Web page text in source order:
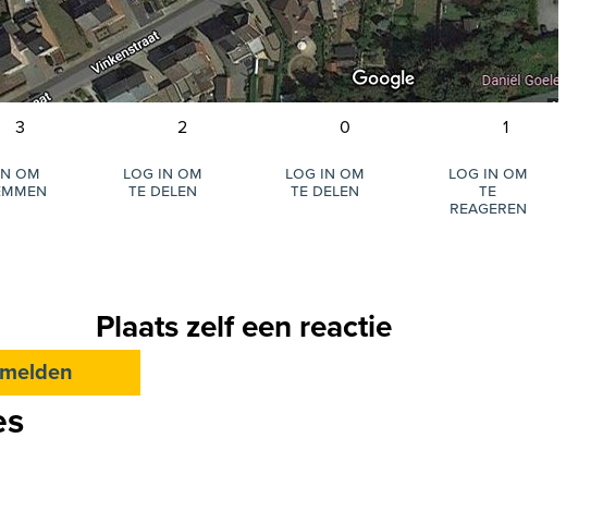
3
om
2
Log in om
te delen
0
Log in om
te delen
1
Log in om
te
reageren
Plaats zelf een reactie